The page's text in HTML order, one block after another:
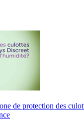
de protection des